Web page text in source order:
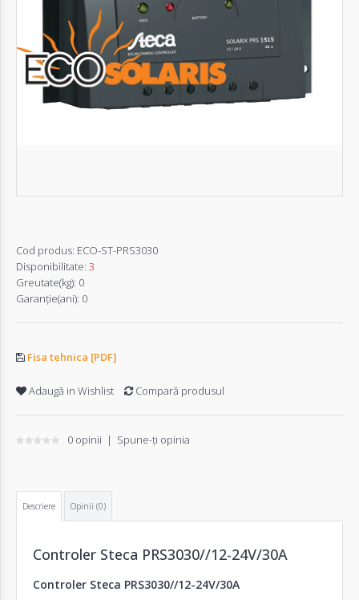
Autentifică-
Înregistrează-
Cod produs: ECO-ST-PRS3030
Disponibilitate: 3
Greutate(kg): 0
Garanţie(ani): 0
Fisa tehnica [PDF]
Adaugă in Wishlist Compară produsul
0 opinii | Spune-ţi opinia
Descriere Opinii (0)
Controler Steca PRS3030//12-24V/30A
Controler Steca PRS3030//12-24V/30A